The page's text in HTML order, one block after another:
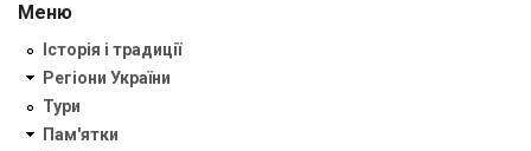
Меню
Історія і традиції
Регіони України
Тури
Пам'ятки